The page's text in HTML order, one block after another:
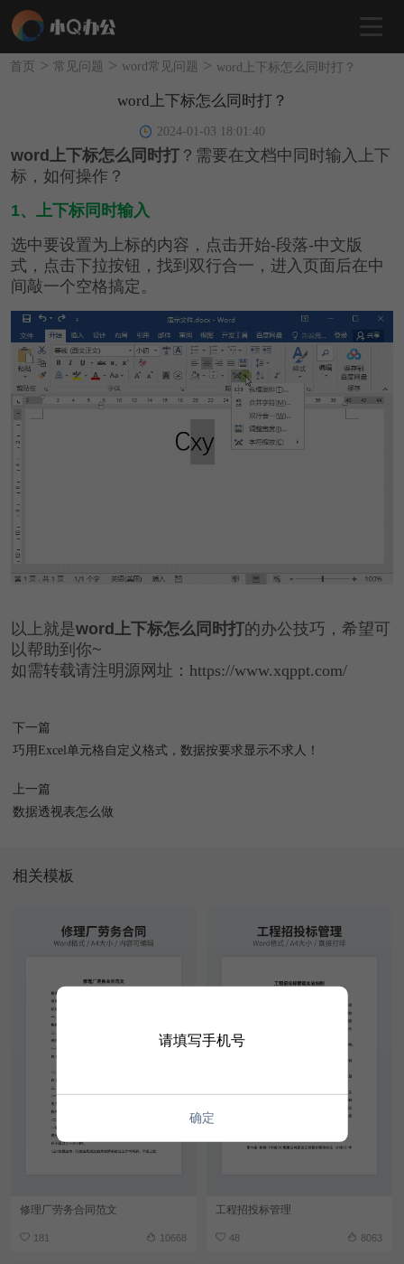
首页 > 常见问题 > word常见问题 > word上下标怎么同时打？
word上下标怎么同时打？
2024-01-03 18:01:40
word上下标怎么同时打？ 需要在文档中同时输入上下
标，如何操作？
1、上下标同时输入
选中要设置为上标的内容，点击开始-段落-中文版
式，点击下拉按钮，找到双行合一，进入页面后在中
间敲一个空格搞定。
以上就是word上下标怎么同时打的办公技巧，希望可
以帮助到你~
如需转载请注明源网址：https://www.xqppt.com/
下一篇
巧用Excel单元格自定义格式，数据按要求显示不求人！
上一篇
数据透视表怎么做
相关模板
修理厂劳务合同范文
181 10668
工程招投标管理
48 8063
请填写手机号
确定